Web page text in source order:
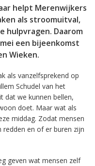
helpt Merenwijkers
als stroomuitval,
Daarom
een bijeenkomst
Wieken.
als vanzelfsprekend op
Schudel van het
dat we kunnen bellen,
doet. Maar wat als
middag. Zodat mensen
en of er buren zijn
geven wat mensen zelf